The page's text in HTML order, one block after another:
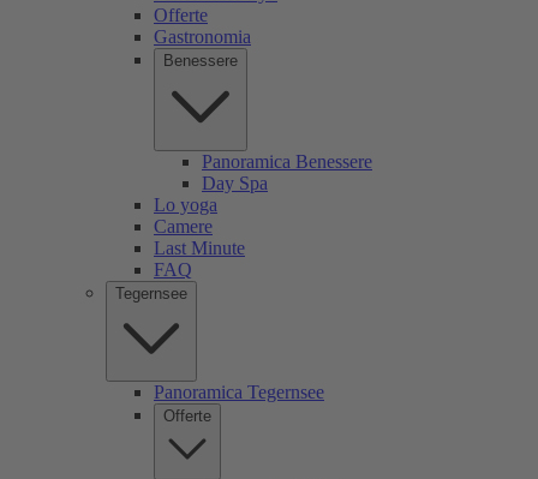
Offerte
Gastronomia
Benessere
Panoramica Benessere
Day Spa
Lo yoga
Camere
Last Minute
FAQ
Tegernsee
Panoramica Tegernsee
Offerte